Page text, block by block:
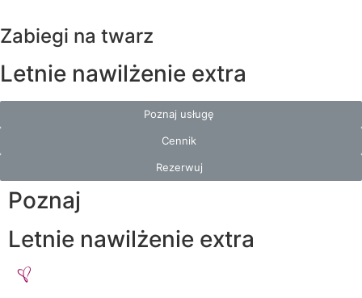
Zabiegi na twarz
Letnie nawilżenie extra
Poznaj usługę
Cennik
Rezerwuj
Poznaj
Letnie nawilżenie extra